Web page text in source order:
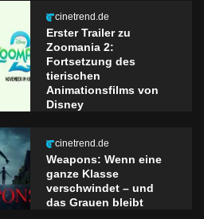
cinetrend.de
Erster Trailer zu
Zoomania 2:
Fortsetzung des
tierischen
Animationsfilms von
Disney
cinetrend.de
Weapons: Wenn eine
ganze Klasse
verschwindet – und
das Grauen bleibt